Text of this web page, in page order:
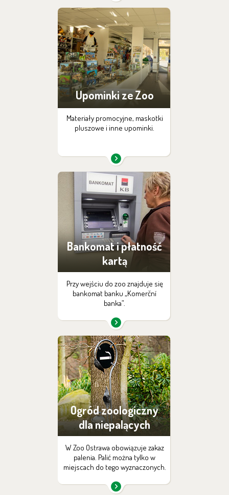
Upominki ze Zoo
Materiały promocyjne, maskotki
pluszowe i inne upominki.
Bankomat i płatność
kartą
Przy wejściu do zoo znajduje się
bankomat banku „Komerční
banka”.
Ogród zoologiczny
dla niepalących
W Zoo Ostrawa obowiązuje zakaz
palenia. Palić można tylko w
miejscach do tego wyznaczonych.